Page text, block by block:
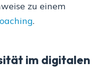
zu einem
.
im digitalen